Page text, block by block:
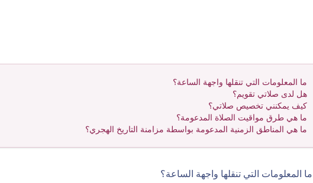
ما المعلومات التي تنقلها واجهة الساعة؟
هل لدى صلاتي تقويم؟
كيف يمكنني تخصيص صلاتي؟
ما هي طرق مواقيت الصلاة المدعومة؟
ما هي المناطق الزمنية المدعومة بواسطة مزامنة التاريخ الهجري؟
ما المعلومات التي تنقلها واجهة الساعة؟